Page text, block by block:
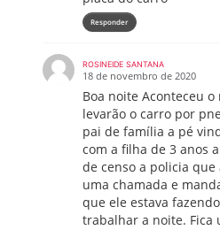
Responder
ROSINEIDE SANTANA
18 de novembro de 2020
Boa noite Aconteceu
levarão o carro por
pai de família a pé
com a filha de 3 anos
de censo a policia
uma chamada e
que ele estava
trabalhar a noite. Fica